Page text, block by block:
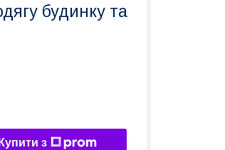
будинку та
Купити з